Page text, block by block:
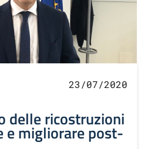
23/07/2020
delle ricostruzioni
e migliorare post-